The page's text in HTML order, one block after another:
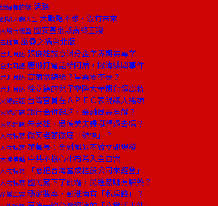
總編輯的話 活路
創辦人聊天室 大戰略不修，沒有未來
商場自慢塾 國安基金該壽終正寢
去梯言 巫蠱之禍台北版
台北耳語 張俊雄誠意滿分企業界期待專業
台北耳語 唐飛打電話給阿扁，撇清緋聞事件
台北耳語 高爾當總統？星雲靈不靈？
台北耳語 徐立德的兒子空降大華期貨領高薪
火線話題 台灣官員在ＡＰＥＣ表現讓人搖頭
火線話題 銀行合併起跑，金融風暴有解？
火線話題 朱安雄、吳德美夫婦挺得過去嗎？
人物特寫 微笑老蕭徹底「領悟」？
人物特寫 蕭萬長：金融風暴不致立即爆發
大陸焦點 中共不擔心小布希入主白宮
人物特寫 「應把台灣當成控股公司來經營」
人物特寫 國民黨下了砒霜，民進黨哪有解藥？
產業風雲 穩定雙率，彭淮南有「私房錢」？